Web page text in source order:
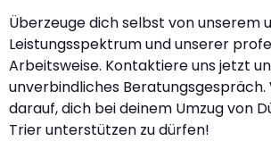
Überzeuge dich selbst von unserem
Leistungsspektrum und unserer
Arbeitsweise. Kontaktiere uns jetzt
unverbindliches Beratungsgespräch.
darauf, dich bei deinem Umzug von
Trier unterstützen zu dürfen!